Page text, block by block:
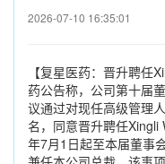
2026-07-10 16:35:01
【复星医药：晋升聘任
药公告称，公司第十届
议通过对现任高级管理
名，同意晋升聘任
年7月1日起至本届董事